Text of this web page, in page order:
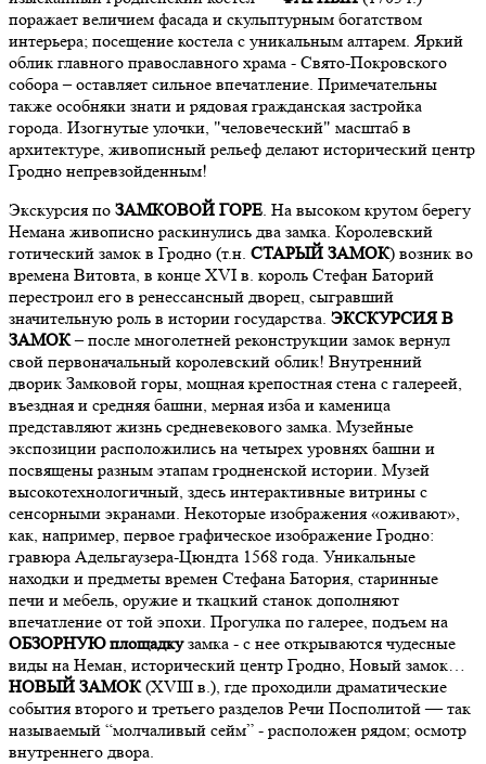
поражает величием фасада и скульптурным богатством
интерьера; посещение костела с уникальным алтарем. Яркий
облик главного православного храма - Свято-Покровского
собора – оставляет сильное впечатление. Примечательны
также особняки знати и рядовая гражданская застройка
города. Изогнутые улочки, "человеческий" масштаб в
архитектуре, живописный рельеф делают исторический центр
Гродно непревзойденным!
Экскурсия по ЗАМКОВОЙ ГОРЕ. На высоком крутом берегу
Немана живописно раскинулись два замка. Королевский
готический замок в Гродно (т.н. СТАРЫЙ ЗАМОК) возник во
времена Витовта, в конце XVI в. король Стефан Баторий
перестроил его в ренессансный дворец, сыгравший
значительную роль в истории государства. ЭКСКУРСИЯ В
ЗАМОК– после многолетней реконструкции замок вернул
свой первоначальный королевский облик! Внутренний
дворик Замковой горы, мощная крепостная стена с галереей,
въездная и средняя башни, мерная изба и каменица
представляют жизнь средневекового замка. Музейные
экспозиции расположились на четырех уровнях башни и
посвящены разным этапам гродненской истории. Музей
высокотехнологичный, здесь интерактивные витрины с
сенсорными экранами. Некоторые изображения «оживают»,
как, например, первое графическое изображение Гродно:
гравюра Адельгаузера-Цюндта 1568 года. Уникальные
находки и предметы времен Стефана Батория, старинные
печи и мебель, оружие и ткацкий станок дополняют
впечатление от той эпохи. Прогулка по галерее, подъем на
ОБЗОРНУЮ площадкузамка - с нее открываются чудесные
виды на Неман, исторический центр Гродно, Новый замок…
НОВЫЙ ЗАМОК(XVIII в.), где проходили драматические
события второго и третьего разделов Речи Посполитой — так
называемый “молчаливый сейм” - расположен рядом; осмотр
внутреннего двора.